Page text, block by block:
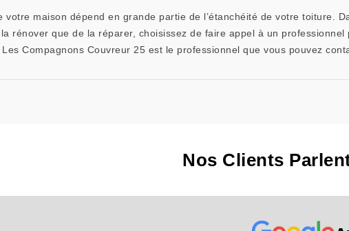
votre maison dépend en grande partie de l’étanchéité de votre toiture.
rénover que de la réparer, choisissez de faire appel à un
Compagnons Couvreur 25 est le professionnel que vous pouvez
Nos Clients